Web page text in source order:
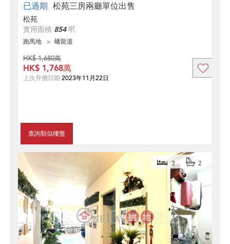
已過期 松苑三房兩廳單位出售
松苑
實用面積 854呎
跑馬地 蟠龍道
查詢類似樓盤
HK$ 1,680萬
HK$ 1,768萬
上次升價日期 2023年11月22日
3 2